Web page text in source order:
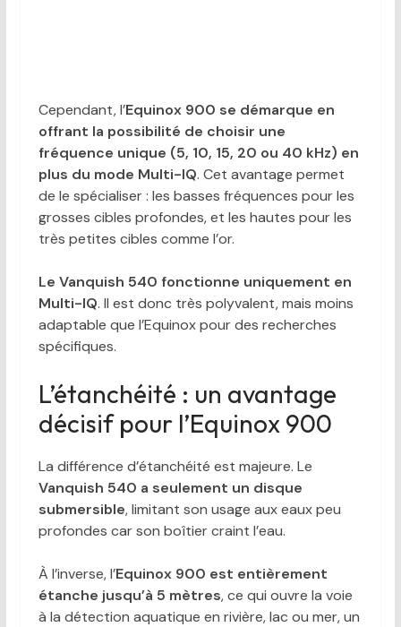
Cependant, l’Equinox 900 se démarque en
offrant la possibilité de choisir une
fréquence unique (5, 10, 15, 20 ou 40 kHz) en
plus du mode Multi-IQ. Cet avantage permet
de le spécialiser : les basses fréquences pour les
grosses cibles profondes, et les hautes pour les
très petites cibles comme l’or.
Le Vanquish 540 fonctionne uniquement en
Multi-IQ. Il est donc très polyvalent, mais moins
adaptable que l’Equinox pour des recherches
spécifiques.
L’étanchéité : un avantage
décisif pour l’Equinox 900
La différence d’étanchéité est majeure. Le
Vanquish 540 a seulement un disque
submersible, limitant son usage aux eaux peu
profondes car son boîtier craint l’eau.
À l’inverse, l’Equinox 900 est entièrement
étanche jusqu’à 5 mètres, ce qui ouvre la voie
à la détection aquatique en rivière, lac ou mer, un